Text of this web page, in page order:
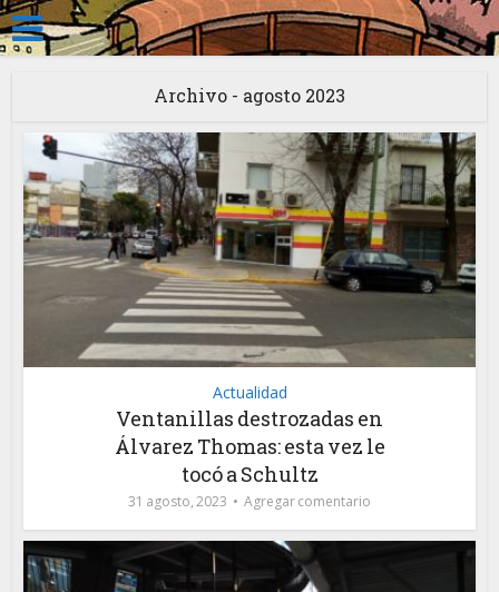
Archivo - agosto 2023
Actualidad
Ventanillas destrozadas en
Álvarez Thomas: esta vez le
tocó a Schultz
31 agosto, 2023 Agregar comentario